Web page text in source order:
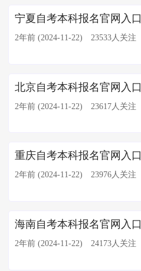
宁夏自考本科报名官网入口
2年前 (2024-11-22) 23533人关注
北京自考本科报名官网入口
2年前 (2024-11-22) 23617人关注
重庆自考本科报名官网入口
2年前 (2024-11-22) 23976人关注
海南自考本科报名官网入口
2年前 (2024-11-22) 24173人关注